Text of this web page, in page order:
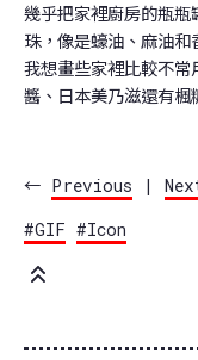
幾乎把家裡廚房的瓶
珠，像是蠔油、麻油
我想畫些家裡比較不
醬、日本美乃滋還有楓
← Previous |
#GIF #Icon